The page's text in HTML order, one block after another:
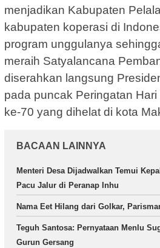
menjadikan Kabupaten
kabupaten koperasi di
program unggulanya
meraih Satyalancana
diserahkan langsung
pada puncak Peringatan
ke-70 yang dihelat di kota
BACAAN LAINNYA
Menteri Desa Dijadwalkan Temui
Pacu Jalur di Peranap Inhu
Nama Eet Hilang dari Golkar,
Teguh Santosa: Pernyataan Menlu
Gurun Gersang